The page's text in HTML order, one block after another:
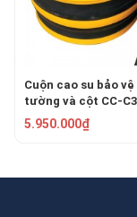
Cuộn cao su bảo vệ
tường và cột CC-
5.950.000₫